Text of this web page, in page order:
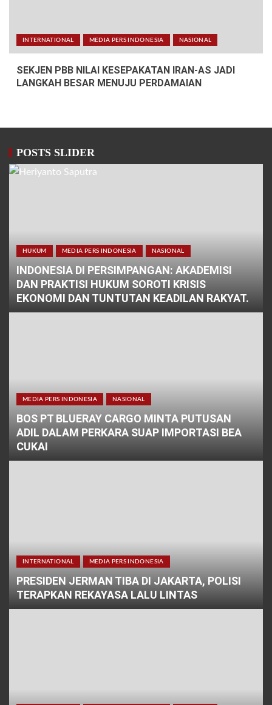
INTERNATIONAL MEDIA PERS INDONESIA NASIONAL
SEKJEN PBB NILAI KESEPAKATAN IRAN-AS JADI
LANGKAH BESAR MENUJU PERDAMAIAN
POSTS SLIDER
HUKUM MEDIA PERS INDONESIA NASIONAL
INDONESIA DI PERSIMPANGAN: AKADEMISI
DAN PRAKTISI HUKUM SOROTI KRISIS
EKONOMI DAN TUNTUTAN KEADILAN RAKYAT.
MEDIA PERS INDONESIA NASIONAL
BOS PT BLUERAY CARGO MINTA PUTUSAN
ADIL DALAM PERKARA SUAP IMPORTASI BEA
CUKAI
INTERNATIONAL MEDIA PERS INDONESIA
PRESIDEN JERMAN TIBA DI JAKARTA, POLISI
TERAPKAN REKAYASA LALU LINTAS